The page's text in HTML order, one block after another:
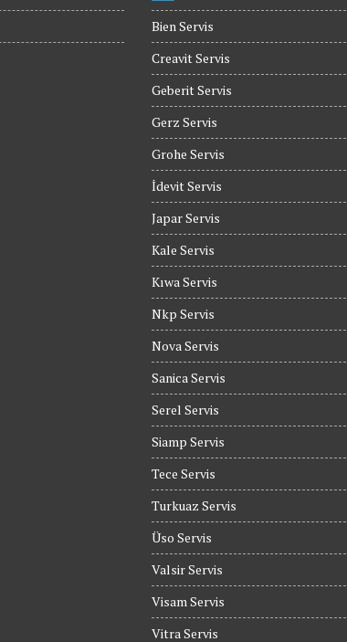
Bien Servis
Creavit Servis
Geberit Servis
Gerz Servis
Grohe Servis
İdevit Servis
Japar Servis
Kale Servis
Kıwa Servis
Nkp Servis
Nova Servis
Sanica Servis
Serel Servis
Siamp Servis
Tece Servis
Turkuaz Servis
Üso Servis
Valsir Servis
Visam Servis
Vitra Servis